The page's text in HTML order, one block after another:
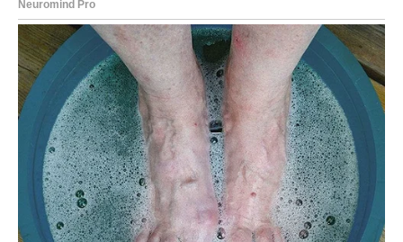
želite više igre i nejasnoće.
Zauzeti:razgovor o granicama i željama.
Slobodni:
susret sa osobom koja vas inspiriše.
Poruka srca:ljubav ne sme da guši – ona treba da širi
krila.
JARAC
Jarčevi u petak pokazuju emocije više nego inače. Iako
delujete rezervisano, srce želi bliskost.